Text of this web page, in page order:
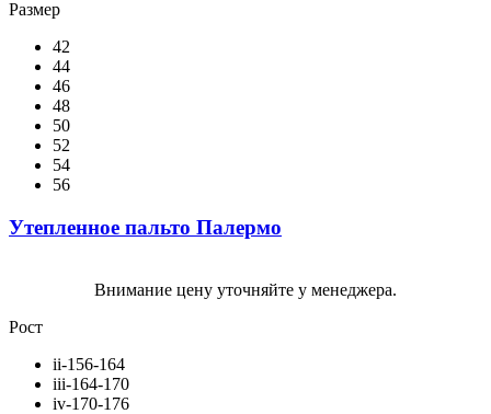
Размер
42
44
46
48
50
52
54
56
Утепленное пальто Палермо
Внимание цену уточняйте у менеджера.
Рост
ii-156-164
iii-164-170
iv-170-176